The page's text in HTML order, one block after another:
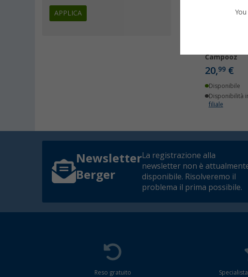
APPLICA
Campooz
20,99 €
Disponibile
Disponibilità
filiale
Newsletter
Berger
La registrazione alla
newsletter non è
disponibile. Risolveremo il
problema il prima possibile.
Reso gratuito